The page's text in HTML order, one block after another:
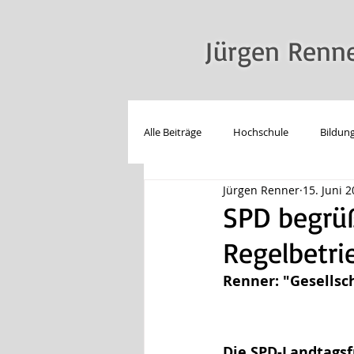
Jürgen
Alle Beiträge Hochschule
Reden
SPD
Jürgen Renner 15. Juni
Renner: